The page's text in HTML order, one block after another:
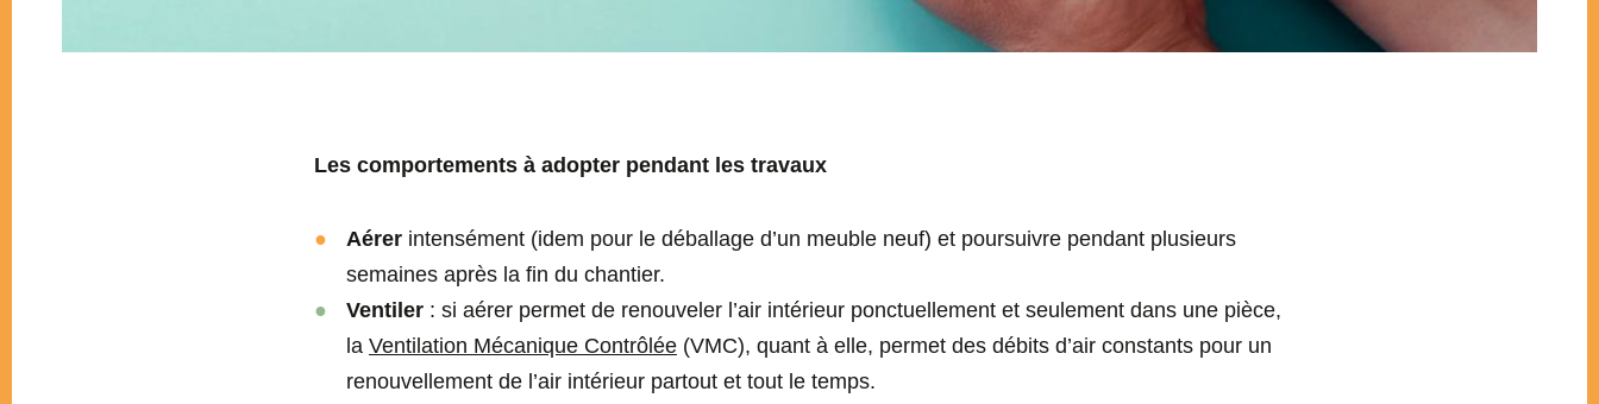
Les comportements à adopter pendant les travaux
Aérer intensément (idem pour le déballage d’un meuble neuf) et poursuivre pendant plusieurs
semaines après la fin du chantier.
Ventiler : si aérer permet de renouveler l’air intérieur ponctuellement et seulement dans une pièce,
la Ventilation Mécanique Contrôlée (VMC), quant à elle, permet des débits d’air constants pour un
renouvellement de l’air intérieur partout et tout le temps.